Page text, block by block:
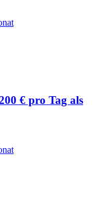
€ pro Tag als